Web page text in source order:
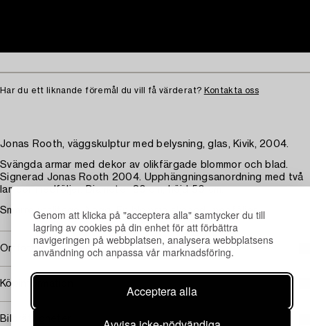
Genom att klicka på "acceptera alla" samtycker du till
lagring av cookies på din enhet för att förbättra
navigeringen på webbplatsen, analysera webbplatsens
användning och anpassa vår marknadsföring.
Acceptera alla
Har du ett liknande föremål du vill få värderat? Kontakta oss
Jonas Rooth, väggskulptur med belysning, glas, Kivik, 2004.
Svängda armar med dekor av olikfärgade blommor och blad.
Signerad Jonas Rooth 2004. Upphängningsanordning med två
lampor medföljer. Diameter 80 cm, höjd 50 cm.
Smärre ytslitage. Nagg. En blomma skadad, medföljer.
Omfattas av följerätt
Köpinformation
Bildrättigheter